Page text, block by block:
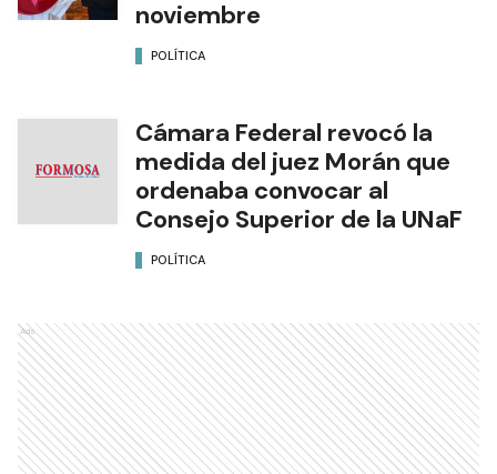
noviembre
POLÍTICA
Cámara Federal revocó la
medida del juez Morán que
ordenaba convocar al
Consejo Superior de la UNaF
POLÍTICA
Ads